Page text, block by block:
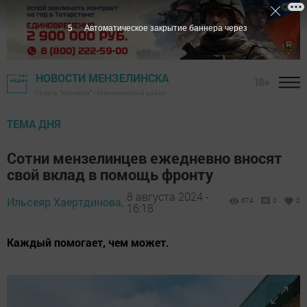
НОВОСТИ МЕНЗЕЛИНСКА
ТЕМА ДНЯ
Сотни мензелинцев ежедневно вносят
свой вклад в помощь фронту
Ильсеяр Хаертдинова, 8 августа 2024 -
16:18
674 0 0
Каждый помогает, чем может.
3 Автоматическое закрытие баннера через